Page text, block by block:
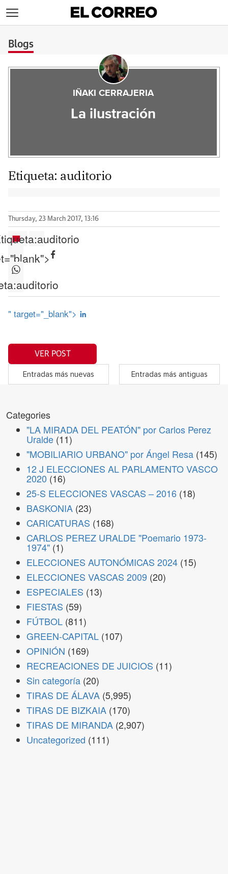
Blogs
IÑAKI CERRAJERIA
La ilustración
Etiqueta: auditorio
Thursday, 23 March 2017, 13:16
auditorio
auditorio
" target="_blank">
VER POST
Entradas más nuevas Entradas más antiguas
Categories
"LA MIRADA DEL PEATÓN" por Carlos Perez
Uralde (11)
"MOBILIARIO URBANO" por Ángel Resa (145)
12 J ELECCIONES AL PARLAMENTO VASCO
2020 (16)
25-S ELECCIONES VASCAS – 2016 (18)
BASKONIA (23)
CARICATURAS (168)
CARLOS PEREZ URALDE "Poemario 1973-
1974" (1)
ELECCIONES AUTONÓMICAS 2024 (15)
ELECCIONES VASCAS 2009 (20)
ESPECIALES (13)
FIESTAS (59)
FÚTBOL (811)
GREEN-CAPITAL (107)
OPINIÓN (169)
RECREACIONES DE JUICIOS (11)
Sin categoría (20)
TIRAS DE ÁLAVA (5,995)
TIRAS DE BIZKAIA (170)
TIRAS DE MIRANDA (2,907)
Uncategorized (111)